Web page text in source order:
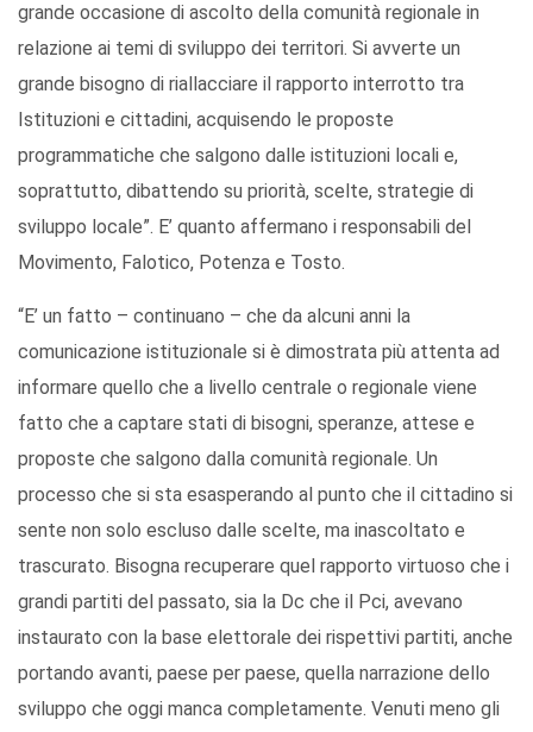
grande occasione di ascolto della comunità regionale in
relazione ai temi di sviluppo dei territori. Si avverte un
grande bisogno di riallacciare il rapporto interrotto tra
Istituzioni e cittadini, acquisendo le proposte
programmatiche che salgono dalle istituzioni locali e,
soprattutto, dibattendo su priorità, scelte, strategie di
sviluppo locale”. E’ quanto affermano i responsabili del
Movimento, Falotico, Potenza e Tosto.
“E’ un fatto – continuano – che da alcuni anni la
comunicazione istituzionale si è dimostrata più attenta ad
informare quello che a livello centrale o regionale viene
fatto che a captare stati di bisogni, speranze, attese e
proposte che salgono dalla comunità regionale. Un
processo che si sta esasperando al punto che il cittadino si
sente non solo escluso dalle scelte, ma inascoltato e
trascurato. Bisogna recuperare quel rapporto virtuoso che i
grandi partiti del passato, sia la Dc che il Pci, avevano
instaurato con la base elettorale dei rispettivi partiti, anche
portando avanti, paese per paese, quella narrazione dello
sviluppo che oggi manca completamente. Venuti meno gli